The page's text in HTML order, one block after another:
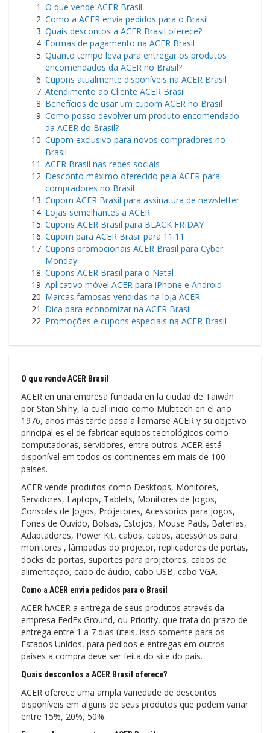
O que vende ACER Brasil
Como a ACER envia pedidos para o Brasil
Quais descontos a ACER Brasil oferece?
Formas de pagamento na ACER Brasil
Quanto tempo leva para entregar os produtos
encomendados da ACER no Brasil?
Cupons atualmente disponíveis na ACER Brasil
Atendimento ao Cliente ACER Brasil
Benefícios de usar um cupom ACER no Brasil
Como posso devolver um produto encomendado
da ACER do Brasil?
Cupom exclusivo para novos compradores no
Brasil
ACER Brasil nas redes sociais
Desconto máximo oferecido pela ACER para
compradores no Brasil
Cupom ACER Brasil para assinatura de newsletter
Lojas semelhantes a ACER
Cupons ACER Brasil para BLACK FRIDAY
Cupom para ACER Brasil para 11.11
Cupons promocionais ACER Brasil para Cyber ​​
Monday
Cupons ACER Brasil para o Natal
Aplicativo móvel ACER para iPhone e Android
Marcas famosas vendidas na loja ACER
Dica para economizar na ACER Brasil
Promoções e cupons especiais na ACER Brasil
O que vende ACER Brasil
ACER en una empresa fundada en la ciudad de Taiwán
por Stan Shihy, la cual inicio como Multitech en el año
1976, años más tarde pasa a llamarse ACER y su objetivo
principal es el de fabricar equipos tecnológicos como
computadoras, servidores, entre outros. ACER está
disponível em todos os continentes em mais de 100
países.
ACER vende produtos como Desktops, Monitores,
Servidores, Laptops, Tablets, Monitores de Jogos,
Consoles de Jogos, Projetores, Acessórios para Jogos,
Fones de Ouvido, Bolsas, Estojos, Mouse Pads, Baterias,
Adaptadores, Power Kit, cabos, cabos, acessórios para
monitores , lâmpadas do projetor, replicadores de portas,
docks de portas, suportes para projetores, cabos de
alimentação, cabo de áudio, cabo USB, cabo VGA.
Como a ACER envia pedidos para o Brasil
ACER hACER a entrega de seus produtos através da
empresa FedEx Ground, ou Priority, que trata do prazo de
entrega entre 1 a 7 dias úteis, isso somente para os
Estados Unidos, para pedidos e entregas em outros
países a compra deve ser feita do site do país.
Quais descontos a ACER Brasil oferece?
ACER oferece uma ampla variedade de descontos
disponíveis em alguns de seus produtos que podem variar
entre 15%, 20%, 50%.